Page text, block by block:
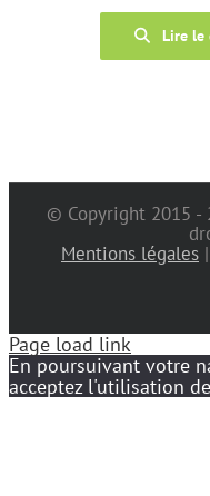
Lire le
© Copyright 2015 -
Mentions légales |
Page load link
En poursuivant votre
acceptez l'utilisation